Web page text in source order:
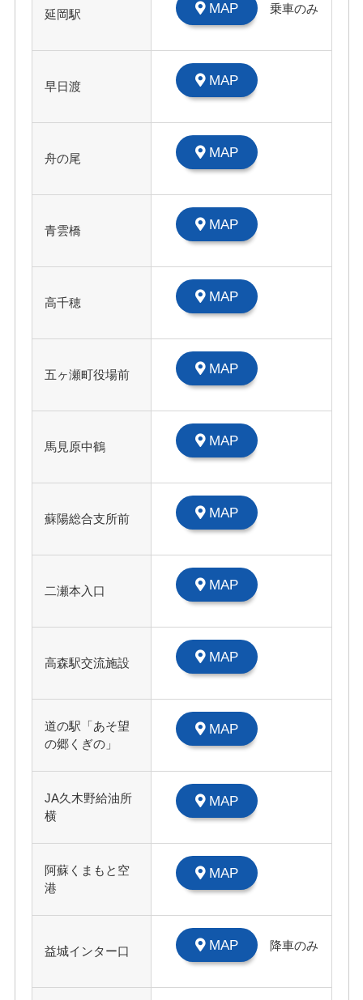
延岡駅 MAP 乗車のみ
早日渡 MAP
舟の尾 MAP
青雲橋 MAP
高千穂 MAP
五ヶ瀬町役場前 MAP
馬見原中鶴 MAP
蘇陽総合支所前 MAP
二瀬本入口 MAP
高森駅交流施設 MAP
道の駅「あそ望
の郷くぎの」
MAP
JA久木野給油所
横
MAP
阿蘇くまもと空
港
MAP
益城インター口 MAP 降車のみ